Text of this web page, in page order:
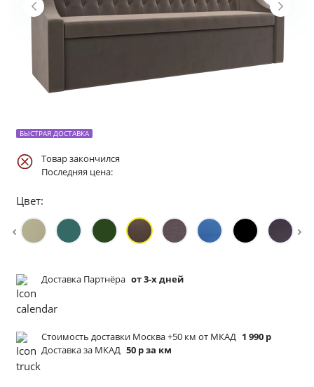
БЫСТРАЯ ДОСТАВКА
Товар закончился
Последняя цена:
Цвет:
Доставка Партнёра от 3-х дней
Стоимость доставки Москва +50 км от МКАД 1 990 р
Доставка за МКАД 50 р за км